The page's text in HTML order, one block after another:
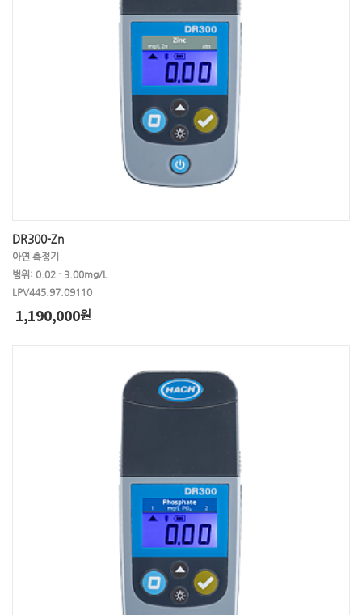
DR300-Zn
아연 측정기
범위: 0.02 - 3.00mg/L
LPV445.97.09110
1,190,000원